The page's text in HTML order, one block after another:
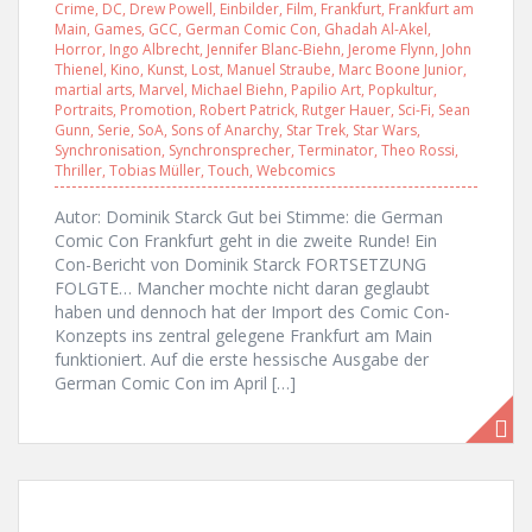
Crime, DC, Drew Powell, Einbilder, Film, Frankfurt, Frankfurt am
Main, Games, GCC, German Comic Con, Ghadah Al-Akel,
Horror, Ingo Albrecht, Jennifer Blanc-Biehn, Jerome Flynn, John
Thienel, Kino, Kunst, Lost, Manuel Straube, Marc Boone Junior,
martial arts, Marvel, Michael Biehn, Papilio Art, Popkultur,
Portraits, Promotion, Robert Patrick, Rutger Hauer, Sci-Fi, Sean
Gunn, Serie, SoA, Sons of Anarchy, Star Trek, Star Wars,
Synchronisation, Synchronsprecher, Terminator, Theo Rossi,
Thriller, Tobias Müller, Touch, Webcomics
Autor: Dominik Starck Gut bei Stimme: die German
Comic Con Frankfurt geht in die zweite Runde! Ein
Con-Bericht von Dominik Starck FORTSETZUNG
FOLGTE… Mancher mochte nicht daran geglaubt
haben und dennoch hat der Import des Comic Con-
Konzepts ins zentral gelegene Frankfurt am Main
funktioniert. Auf die erste hessische Ausgabe der
German Comic Con im April […]